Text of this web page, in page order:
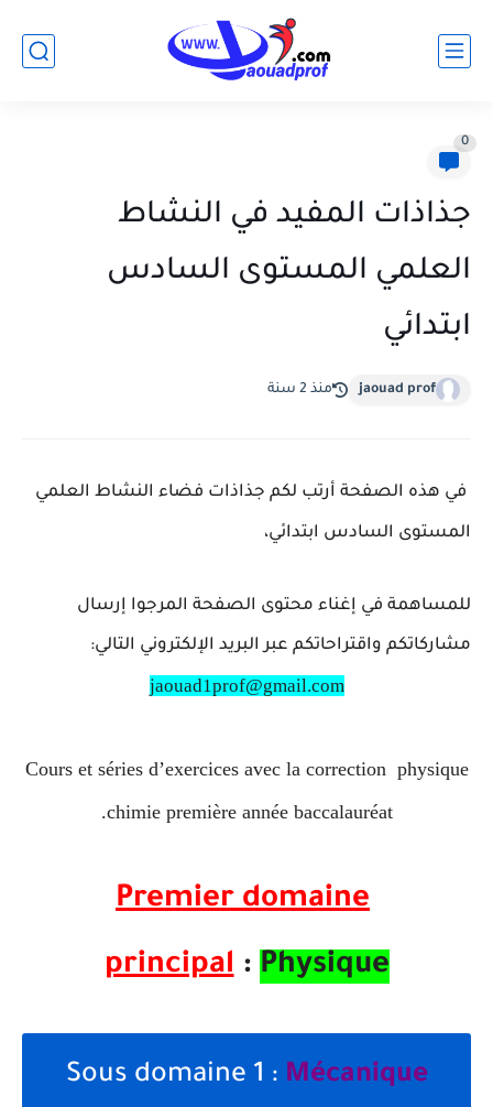
0
جذاذات المفيد في النشاط
العلمي المستوى السادس
ابتدائي
jaouad prof منذ 2 سنة
في هذه الصفحة أرتب لكم جذاذات فضاء النشاط العلمي
المستوى السادس ابتدائي،
للمساهمة في إغناء محتوى الصفحة المرجوا إرسال
مشاركاتكم واقتراحاتكم عبر البريد الإلكتروني التالي:
jaouad1prof@gmail.com
Cours et séries d’exercices avec la correction physique
chimie première année baccalauréat.
Premier domaine
principal: Physique
Sous domaine 1 :
Mécanique